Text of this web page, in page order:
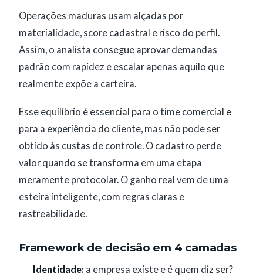
Operações maduras usam alçadas por
materialidade, score cadastral e risco do perfil.
Assim, o analista consegue aprovar demandas
padrão com rapidez e escalar apenas aquilo que
realmente expõe a carteira.
Esse equilíbrio é essencial para o time comercial e
para a experiência do cliente, mas não pode ser
obtido às custas de controle. O cadastro perde
valor quando se transforma em uma etapa
meramente protocolar. O ganho real vem de uma
esteira inteligente, com regras claras e
rastreabilidade.
Framework de decisão em 4 camadas
Identidade: a empresa existe e é quem diz ser?